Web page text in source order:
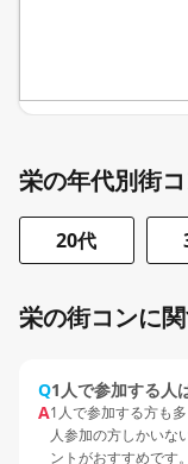
栄の年代別街
20代
栄の街コンに
Q1人で参加する人
A1人で参加する方も
人参加の方しかいな
ントがおすすめです。